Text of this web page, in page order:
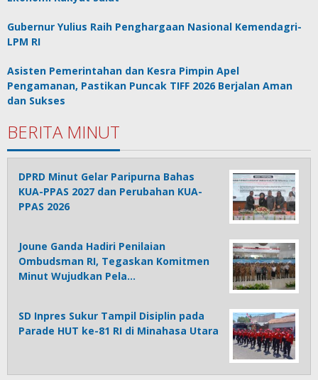
Gubernur Yulius Raih Penghargaan Nasional Kemendagri-
LPM RI
Asisten Pemerintahan dan Kesra Pimpin Apel
Pengamanan, Pastikan Puncak TIFF 2026 Berjalan Aman
dan Sukses
BERITA MINUT
DPRD Minut Gelar Paripurna Bahas
KUA-PPAS 2027 dan Perubahan KUA-
PPAS 2026
Joune Ganda Hadiri Penilaian
Ombudsman RI, Tegaskan Komitmen
Minut Wujudkan Pela…
SD Inpres Sukur Tampil Disiplin pada
Parade HUT ke-81 RI di Minahasa Utara